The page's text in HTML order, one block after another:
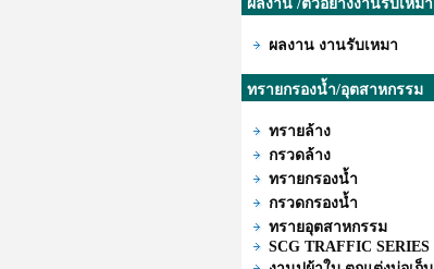
ผลงาน /ตัวอย่างงานรับเหมา
ผลงาน งานรับเหมา
ทรายกรองน้ำ/อุตสาหกรรม
ทรายล้าง
กรวดล้าง
ทรายกรองน้ำ
กรวดกรองน้ำ
ทรายอุตสาหกรรม
SCG TRAFFIC SERIES